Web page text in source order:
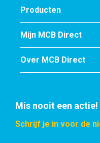
Selecteer
Artikelnummer
2810-0643-35352
Omschrijving
Aluminium EN AW-
Stuks gewicht in kg
Producten
Mijn MCB Direct
Over MCB Direct
Mis nooit een actie!
Schrijf je in voor de